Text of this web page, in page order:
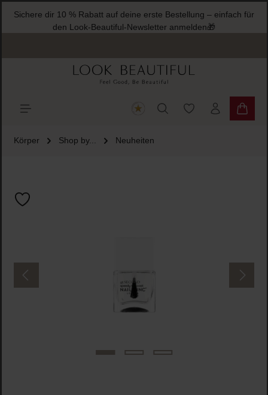
springen
Sichere dir 10 % Rabatt auf deine erste Bestellung – einfach für
den Look-Beautiful-Newsletter anmelden🎁
Du hast 0
Körper Shop by... Neuheiten